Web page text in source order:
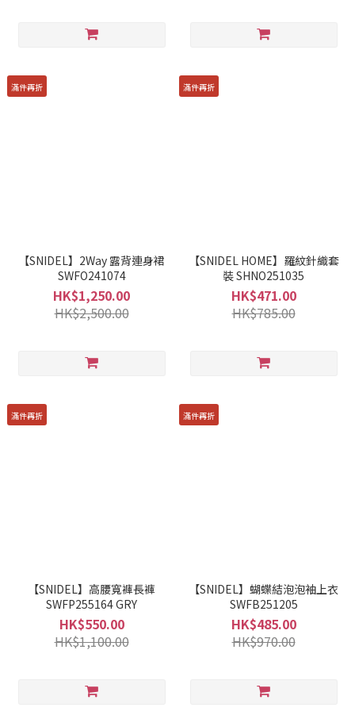
滿件再折
【SNIDEL】2Way 露背連身裙
SWFO241074
HK$1,250.00
HK$2,500.00
滿件再折
【SNIDEL HOME】羅紋針織套
裝 SHNO251035
HK$471.00
HK$785.00
滿件再折
【SNIDEL】高腰寬褲長褲
SWFP255164 GRY
HK$550.00
HK$1,100.00
滿件再折
【SNIDEL】蝴蝶結泡泡袖上衣
SWFB251205
HK$485.00
HK$970.00